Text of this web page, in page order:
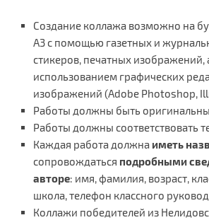
Создание коллажа возможно на
А3 с помощью газетных и
стикеров, печатных изображений,
использованием графических
изображений (Adobe Photoshop,
Работы должны быть
Работы должны соответствовать
Каждая работа должна иметь
сопровождаться подробными
авторе: имя, фамилия, возраст,
школа, телефон классного
Коллажи победителей из